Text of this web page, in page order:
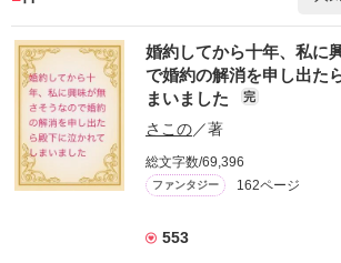
検索ワード
詳しく検索
キーワード
婚約してから十年、私に
で婚約の解消を申し出た
まいました
完
さこの／著
総文字数/69,396
ファンタジー 162ページ
553